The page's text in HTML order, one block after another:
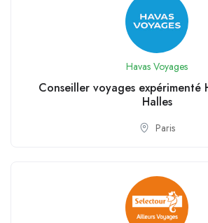
Havas Voyages
Conseiller voyages expérimenté
Halles
Paris